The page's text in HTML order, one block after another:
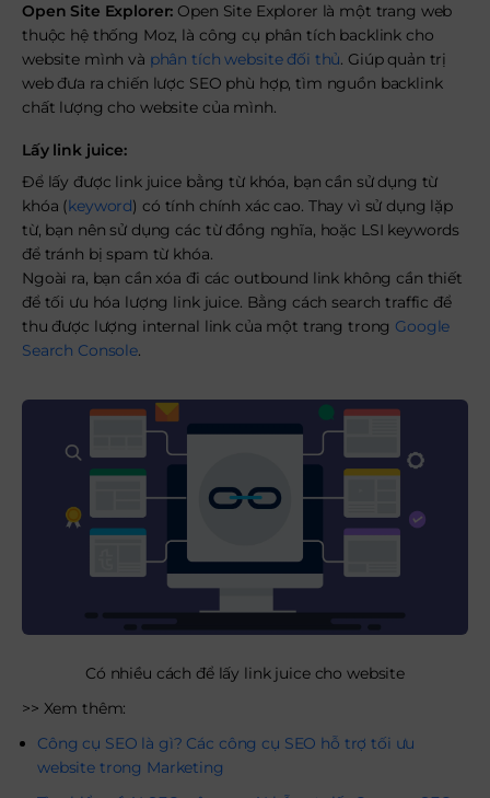
Open Site Explorer: Open Site Explorer là một trang web
thuộc hệ thống Moz, là công cụ phân tích backlink cho
website mình và phân tích website đối thủ. Giúp quản trị
web đưa ra chiến lược SEO phù hợp, tìm nguồn backlink
chất lượng cho website của mình.
Lấy link juice:
Để lấy được link juice bằng từ khóa, bạn cần sử dụng từ
khóa (keyword) có tính chính xác cao. Thay vì sử dụng lặp
từ, bạn nên sử dụng các từ đồng nghĩa, hoặc LSI keywords
để tránh bị spam từ khóa.
Ngoài ra, bạn cần xóa đi các outbound link không cần thiết
để tối ưu hóa lượng link juice. Bằng cách search traffic để
thu được lượng internal link của một trang trong Google
Search Console.
Có nhiều cách để lấy link juice cho website
>> Xem thêm:
Công cụ SEO là gì? Các công cụ SEO hỗ trợ tối ưu
website trong Marketing